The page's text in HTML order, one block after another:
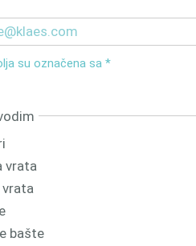
su označena sa *
vrata
vrata
bašte